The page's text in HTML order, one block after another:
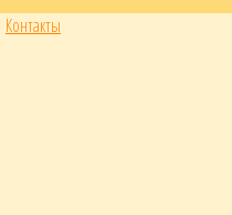
Контакты